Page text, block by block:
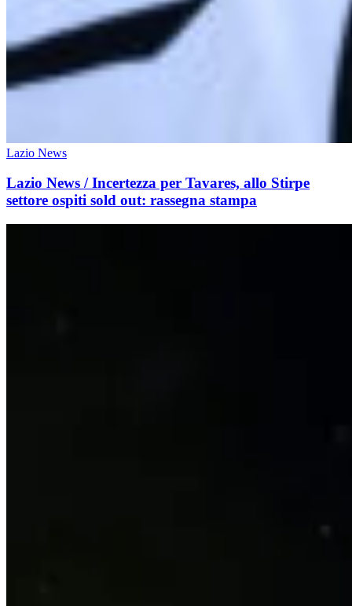
Lazio News
Lazio News / Incertezza per Tavares, allo Stirpe
settore ospiti sold out: rassegna stampa